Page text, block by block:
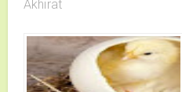
Akhirat